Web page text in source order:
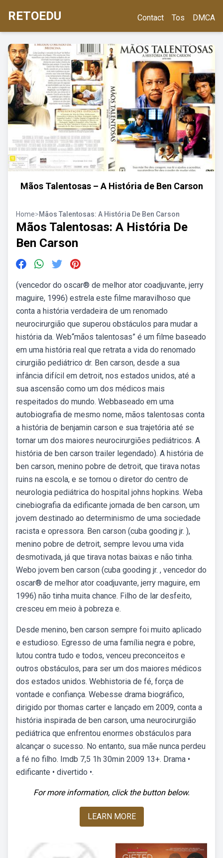
RETOEDU Contact Tos DMCA
Mãos Talentosas – A História de Ben Carson
Home>Mãos Talentosas: A História De Ben Carson
Mãos Talentosas: A História De
Ben Carson
(vencedor do oscar® de melhor ator coadjuvante, jerry
maguire, 1996) estrela este filme maravilhoso que
conta a história verdadeira de um renomado
neurocirurgião que superou obstáculos para mudar a
história da. Web“mãos talentosas” é um filme baseado
em uma história real que retrata a vida do renomado
cirurgião pediátrico dr. Ben carson, desde a sua
infância difícil em detroit, nos estados unidos, até a
sua ascensão como um dos médicos mais
respeitados do mundo. Webbaseado em uma
autobiografia de mesmo nome, mãos talentosas conta
a história de benjamin carson e sua trajetória até se
tornar um dos maiores neurocirurgiões pediátricos. A
história de ben carson trailer legendado). A história de
ben carson, menino pobre de detroit, que tirava notas
ruins na escola, e se tornou o diretor do centro de
neurologia pediátrica do hospital johns hopkins. Weba
cinebiografia da edificante jornada de ben carson, um
jovem destinado ao determinismo de uma sociedade
racista e opressora. Ben carson (cuba gooding jr. ),
menino pobre de detroit, sempre levou uma vida
desmotivada, já que tirava notas baixas e não tinha.
Webo jovem ben carson (cuba gooding jr. , vencedor do
oscar® de melhor ator coadjuvante, jerry maguire, em
1996) não tinha muita chance. Filho de lar desfeito,
cresceu em meio à pobreza e.
Desde menino, ben carson sempre foi muito aplicado
e estudioso. Egresso de uma família negra e pobre,
lutou contra tudo e todos, venceu preconceitos e
outros obstáculos, para ser um dos maiores médicos
dos estados unidos. Webhistoria de fé, força de
vontade e confiança. Webesse drama biográfico,
dirigido por thomas carter e lançado em 2009, conta a
história inspirada de ben carson, uma neurocirurgião
pediátrica que enfrentou enormes obstáculos para
alcançar o sucesso. No entanto, sua mãe nunca perdeu
a fé no filho. Imdb 7,5 1h 30min 2009 13+. Drama •
edificante • divertido •.
For more information, click the button below.
LEARN MORE